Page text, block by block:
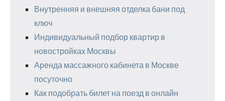
Внутренняя и внешняя отделка бани под
ключ
Индивидуальный подбор квартир в
новостройках Москвы
Аренда массажного кабинета в Москве
посуточно
Как подобрать билет на поезд в онлайн